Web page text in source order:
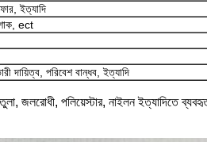
ইত্যাদি
ect
দায়িত্ব, পরিবেশ বান্ধব, ইত্যাদি
জলরোধী, পলিয়েস্টার, নাইলন ইত্যাদিতে